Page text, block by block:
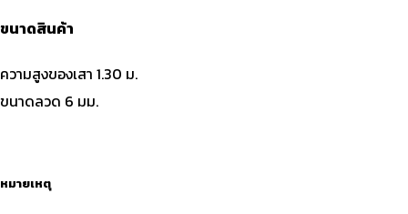
ขนาดสินค้า
ความสูงของเสา 1.30 ม.
ขนาดลวด 6 มม.
หมายเหตุ